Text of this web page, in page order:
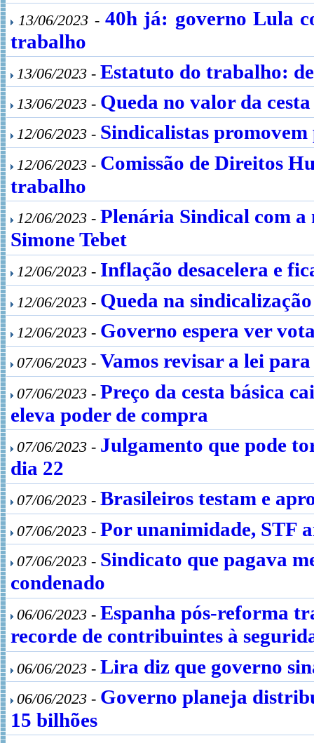
13/06/2023 - 40h já: governo Lula
trabalho
13/06/2023 - Estatuto do trabalho:
13/06/2023 - Queda no valor da
12/06/2023 - Sindicalistas promovem
12/06/2023 - Comissão de Direitos
trabalho
12/06/2023 - Plenária Sindical com
Simone Tebet
12/06/2023 - Inflação desacelera e
12/06/2023 - Queda na
12/06/2023 - Governo espera ver
07/06/2023 - Vamos revisar a lei
07/06/2023 - Preço da cesta básica
eleva poder de compra
07/06/2023 - Julgamento que pode
dia 22
07/06/2023 - Brasileiros testam e
07/06/2023 - Por unanimidade, STF
07/06/2023 - Sindicato que pagava
condenado
06/06/2023 - Espanha pós-reforma
recorde de contribuintes à
06/06/2023 - Lira diz que governo
06/06/2023 - Governo planeja
15 bilhões